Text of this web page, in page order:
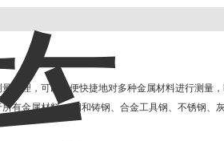
原理，可以方便快捷地对多种金属材料进行测量
有金属材料（ 钢和铸钢、合金工具钢、不锈钢、